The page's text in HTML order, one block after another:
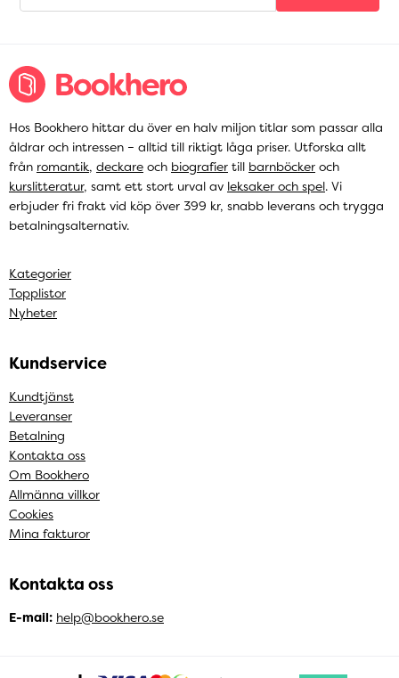
Hos Bookhero hittar du över en halv miljon titlar som passar alla
åldrar och intressen – alltid till riktigt låga priser. Utforska allt
från romantik, deckare och biografier till barnböcker och
kurslitteratur, samt ett stort urval av leksaker och spel. Vi
erbjuder fri frakt vid köp över 399 kr, snabb leverans och trygga
betalningsalternativ.
Kategorier
Topplistor
Nyheter
Kundservice
Kundtjänst
Leveranser
Betalning
Kontakta oss
Om Bookhero
Allmänna villkor
Cookies
Mina fakturor
Kontakta oss
E-mail: help@bookhero.se